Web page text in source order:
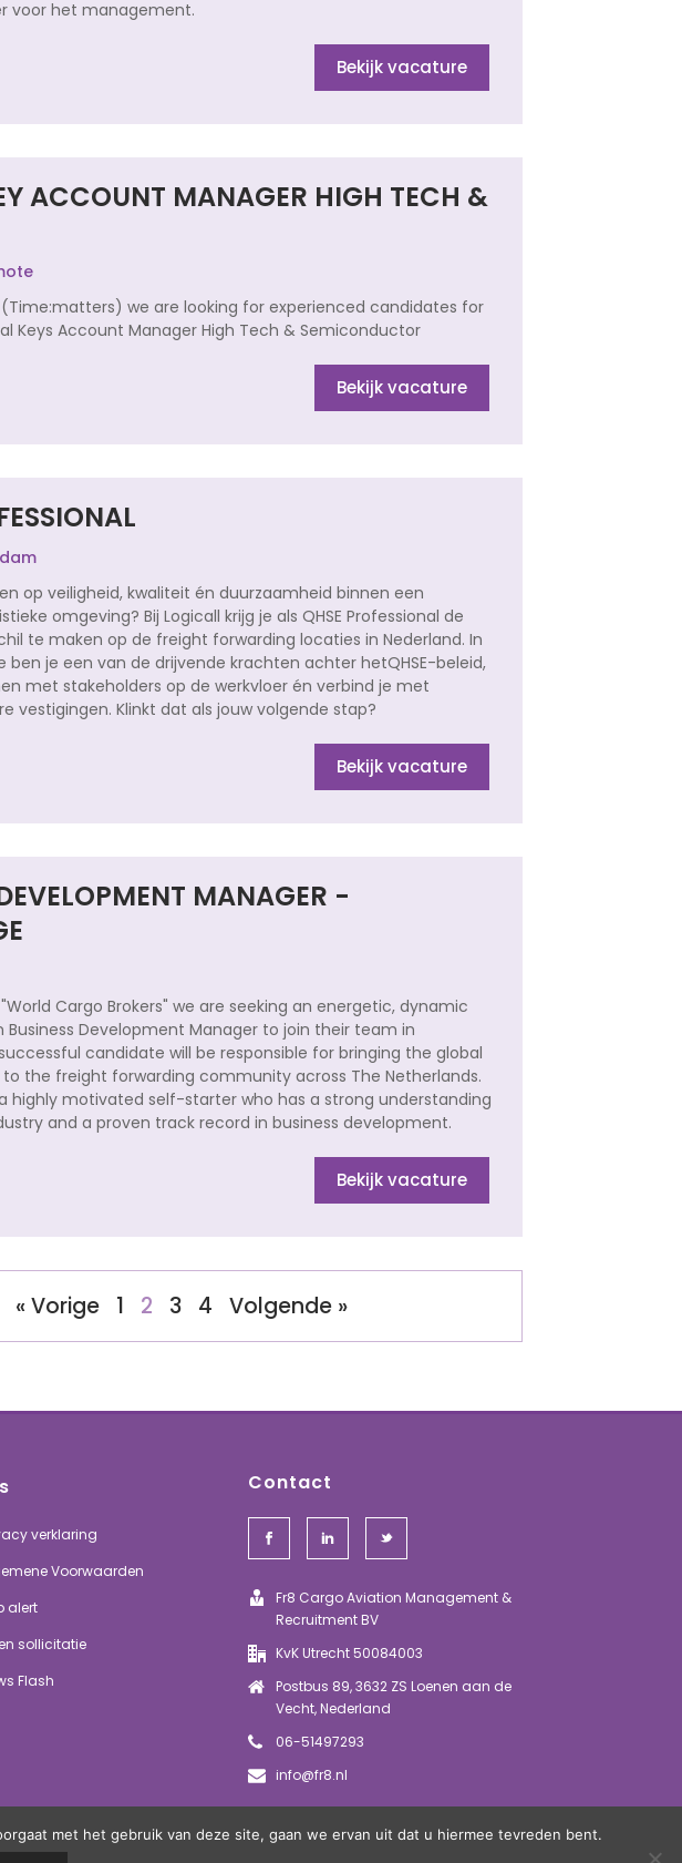
voor het management.
Bekijk vacature
ACCOUNT MANAGER HIGH TECH &
we are looking for experienced candidates for
Keys Account Manager High Tech & Semiconductor
Bekijk vacature
op veiligheid, kwaliteit én duurzaamheid binnen een
omgeving? Bij Logicall krijg je als QHSE Professional de
te maken op de freight forwarding locaties in Nederland. In
ben je een van de drijvende krachten achter hetQHSE-beleid,
met stakeholders op de werkvloer én verbind je met
vestigingen. Klinkt dat als jouw volgende stap?
Bekijk vacature
MANAGER -
Cargo Brokers" we are seeking an energetic, dynamic
Business Development Manager to join their team in
candidate will be responsible for bringing the global
the freight forwarding community across The Netherlands.
highly motivated self-starter who has a strong understanding
and a proven track record in business development.
Bekijk vacature
« Vorige 1 2 3 4 Volgende »
verklaring
Voorwaarden
alert
sollicitatie
Flash
Contact
Fr8 Cargo Aviation Management &
Recruitment BV
KvK Utrecht 50084003
Postbus 89, 3632 ZS Loenen aan de
Vecht, Nederland
06-51497293
info@fr8.nl
met het gebruik van deze site, gaan we ervan uit dat u hiermee tevreden bent.